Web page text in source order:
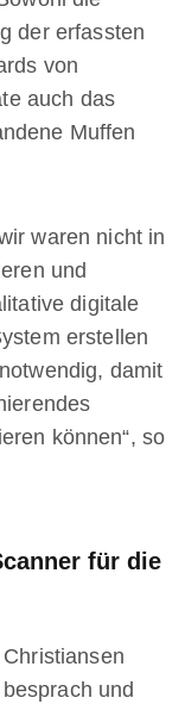
der erfassten
von
auch das
Muffen
waren nicht in
und
digitale
erstellen
damit
können“, so
für die
und